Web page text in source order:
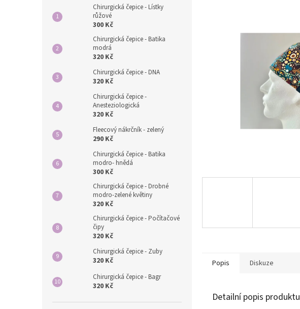
Chirurgická čepice - Lístky
růžové
300 Kč
Chirurgická čepice - Batika
modrá
320 Kč
Chirurgická čepice - DNA
320 Kč
Chirurgická čepice -
Anesteziologická
320 Kč
Fleecový nákrčník - zelený
290 Kč
Chirurgická čepice - Batika
modro- hnědá
300 Kč
Chirurgická čepice - Drobné
modro-zelené květiny
320 Kč
Chirurgická čepice - Počítačové
čipy
320 Kč
Chirurgická čepice - Zuby
320 Kč
Chirurgická čepice - Bagr
320 Kč
z
hvězdiček.
Popis Diskuze
Detailní popis produktu